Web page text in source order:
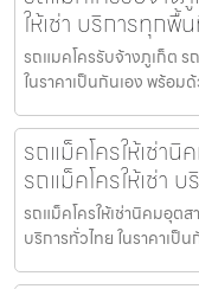
ให้เช่า บริการทุกพื้
รถแมคโครรับจ้างภูเก็ต ร
ในราคาเป็นกันเอง พร้อ
รถแม็คโครให้เช่า
รถแม็คโครให้เช่า
รถแม็คโครให้เช่านิคมอุตส
บริการทั่วไทย ในราคาเ